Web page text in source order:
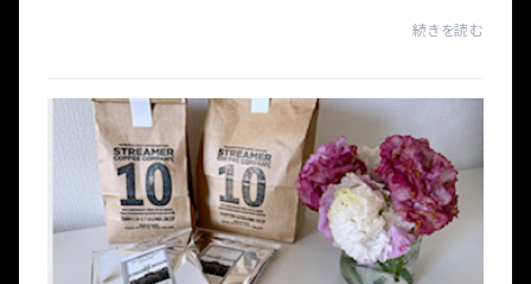
続きを読む